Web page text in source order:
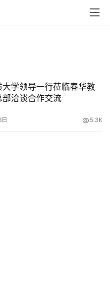
大学领导一行莅临春华教
部洽谈合作交流
5.3K